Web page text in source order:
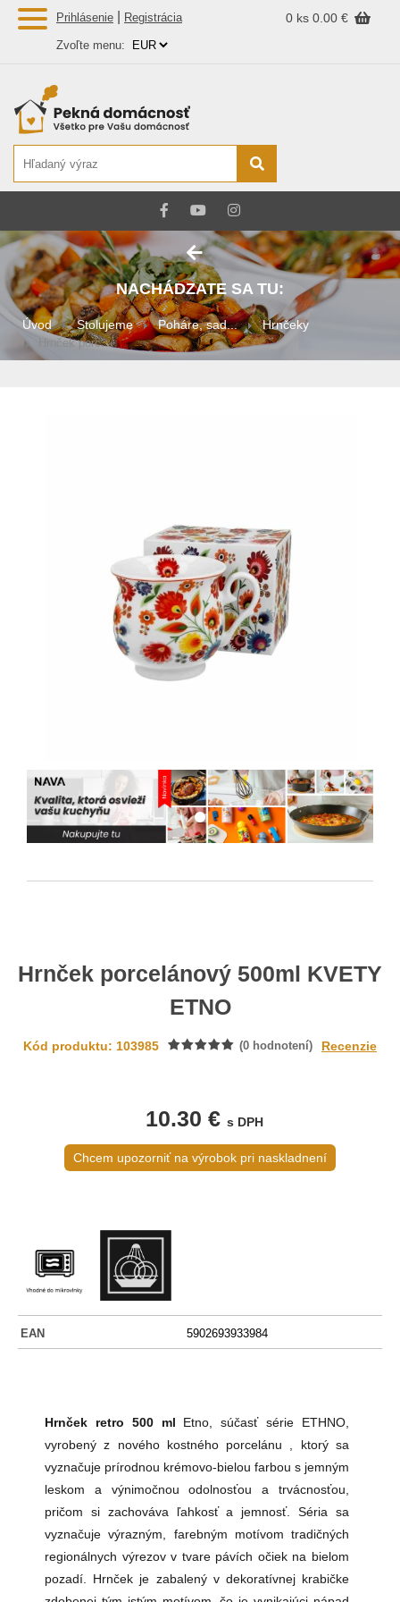
Prihlásenie Registrácia 0 ks 0.00 €
Zvoľte menu:
NACHÁDZATE SA TU:
Úvod Stolujeme Poháre, sad... Hrnčeky
Hrnček porc...
Hrnček porcelánový 500ml KVETY
ETNO
Kód produktu: 103985 (0 hodnotení) Recenzie
10.30 € s DPH
Chcem upozorniť na výrobok pri naskladnení
EAN 5902693933984
Hrnček retro 500 ml Etno, súčasť série ETHNO,
vyrobený z nového kostného porcelánu , ktorý sa
vyznačuje prírodnou krémovo-bielou farbou s jemným
leskom a výnimočnou odolnosťou a trvácnosťou,
pričom si zachováva ľahkosť a jemnosť. Séria sa
vyznačuje výrazným, farebným motívom tradičných
regionálnych výrezov v tvare pávích očiek na bielom
pozadí. Hrnček je zabalený v dekoratívnej krabičke